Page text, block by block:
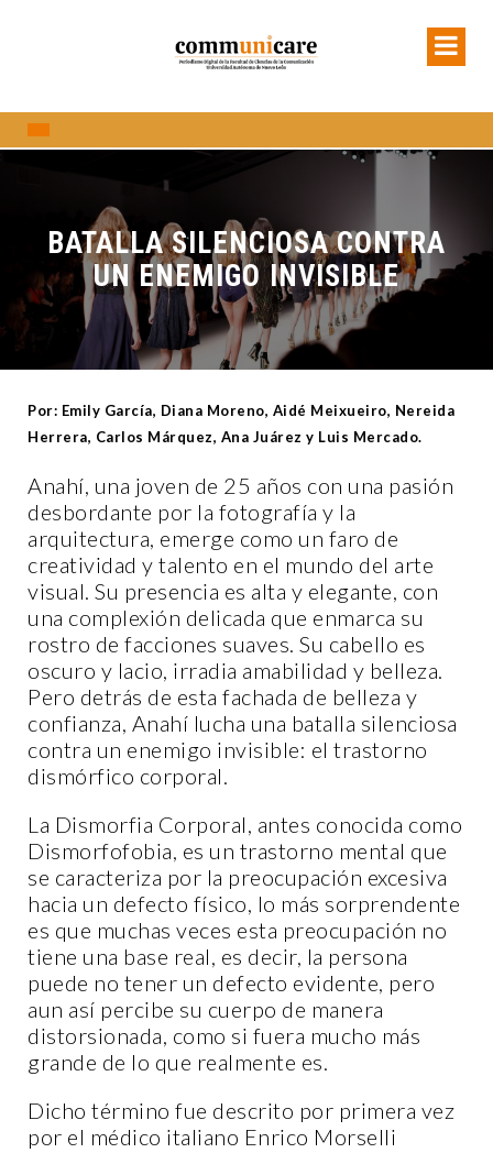
BATALLA SILENCIOSA CONTRA
UN ENEMIGO INVISIBLE
Por: Emily García, Diana Moreno, Aidé Meixueiro, Nereida
Herrera, Carlos Márquez, Ana Juárez y Luis Mercado.
Anahí, una joven de 25 años con una pasión
desbordante por la fotografía y la
arquitectura, emerge como un faro de
creatividad y talento en el mundo del arte
visual. Su presencia es alta y elegante, con
una complexión delicada que enmarca su
rostro de facciones suaves. Su cabello es
oscuro y lacio, irradia amabilidad y belleza.
Pero detrás de esta fachada de belleza y
confianza, Anahí lucha una batalla silenciosa
contra un enemigo invisible: el trastorno
dismórfico corporal.
La Dismorfia Corporal, antes conocida como
Dismorfofobia, es un trastorno mental que
se caracteriza por la preocupación excesiva
hacia un defecto físico, lo más sorprendente
es que muchas veces esta preocupación no
tiene una base real, es decir, la persona
puede no tener un defecto evidente, pero
aun así percibe su cuerpo de manera
distorsionada, como si fuera mucho más
grande de lo que realmente es.
Dicho término fue descrito por primera vez
por el médico italiano Enrico Morselli